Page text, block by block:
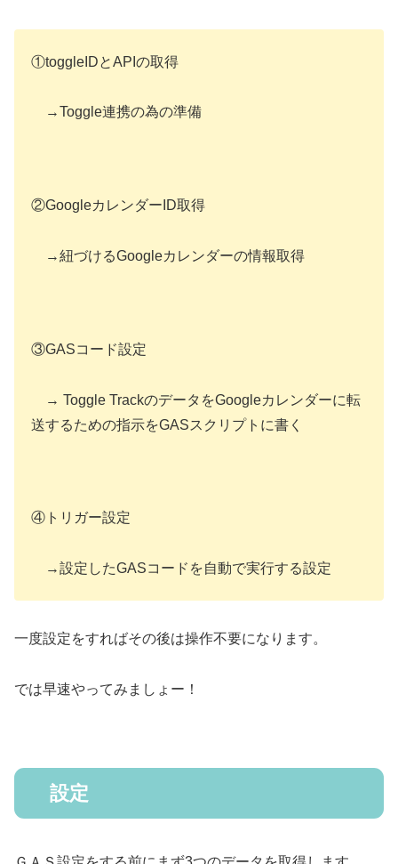
①toggleIDとAPIの取得
→Toggle連携の為の準備
②GoogleカレンダーID取得
→紐づけるGoogleカレンダーの情報取得
③GASコード設定
→ Toggle TrackのデータをGoogleカレンダーに転
送するための指示をGASスクリプトに書く
④トリガー設定
→設定したGASコードを自動で実行する設定
一度設定をすればその後は操作不要になります。
では早速やってみましょー！
設定